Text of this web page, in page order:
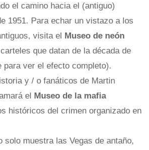
el camino hacia el (antiguo)
1951. Para echar un vistazo a los
visita el Museo de neón
que datan de la década de
para ver el efecto completo).
y / o fanáticos de Martin
el Museo de la mafia
históricos del crimen organizado en
solo muestra las Vegas de antaño,